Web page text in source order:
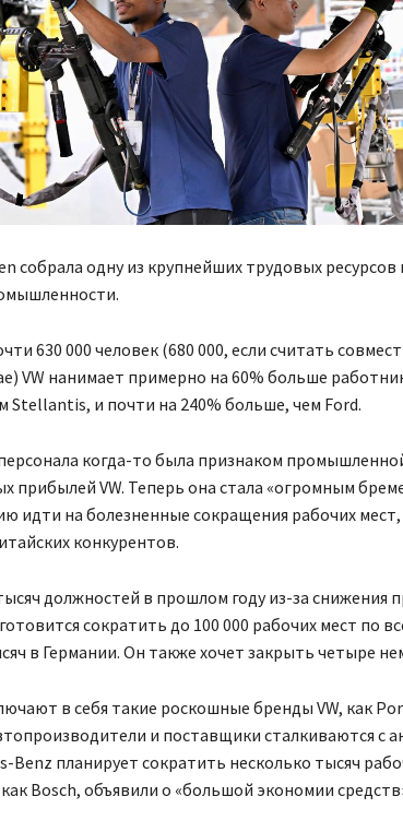
собрала одну из крупнейших трудовых
630 000 человек (680 000, если считать
VW нанимает примерно на 60% больше
Stellantis, и почти на 240% больше, чем Ford.
когда-то была признаком
прибылей VW. Теперь она стала «огромным
идти на болезненные сокращения рабочих
конкурентов.
должностей в прошлом году из-за снижения
сократить до 100 000 рабочих мест по
в Германии. Он также хочет закрыть четыре
в себя такие роскошные бренды VW, как
и поставщики сталкиваются с
Benz планирует сократить несколько тысяч
Bosch, объявили о «большой экономии